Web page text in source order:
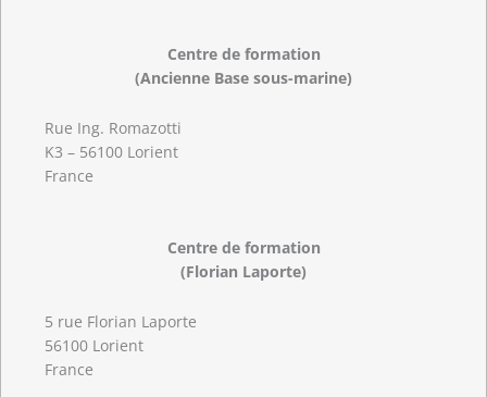
Centre de formation
(Ancienne Base sous-marine)
Rue Ing. Romazotti
K3 – 56100 Lorient
France
Centre de formation
(Florian Laporte)
5 rue Florian Laporte
56100 Lorient
France